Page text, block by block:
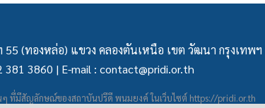
(ทองหล่อ) แขวง คลองตันเหนือ เขต วัฒนา กรุงเทพฯ
381 3860 | E-mail : contact@pridi.or.th
ที่มีสัญลักษณ์ของสถาบันปรีดี พนมยงค์ ในเว็บไซต์ https://pridi.or.th